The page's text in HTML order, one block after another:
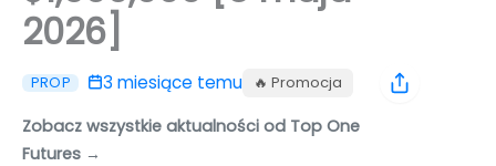
2026]
PROP 3 miesiące temu 🔥 Promocja
Zobacz wszystkie aktualności od Top One
Futures →